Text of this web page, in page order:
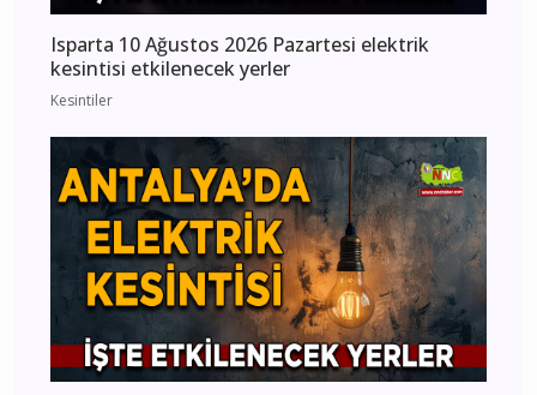
Isparta 10 Ağustos 2026 Pazartesi elektrik
kesintisi etkilenecek yerler
Kesintiler